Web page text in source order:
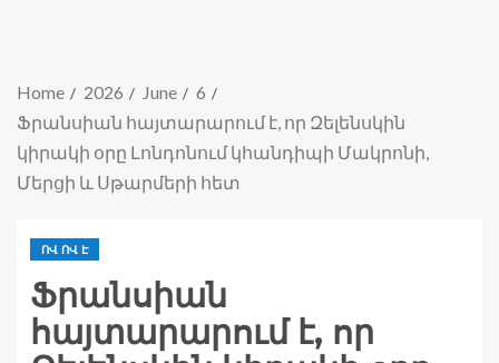
Home 2026 June
6
Ֆրանսիան հայտարարում է, որ Զելենսկին
կիրակի օրը Լոնդոնում կհանդիպի Մակրոնի,
Մերցի և Սթարմերի հետ
ՈՎ ՈՎ Է
Ֆրանսիան
հայտարարում է, որ